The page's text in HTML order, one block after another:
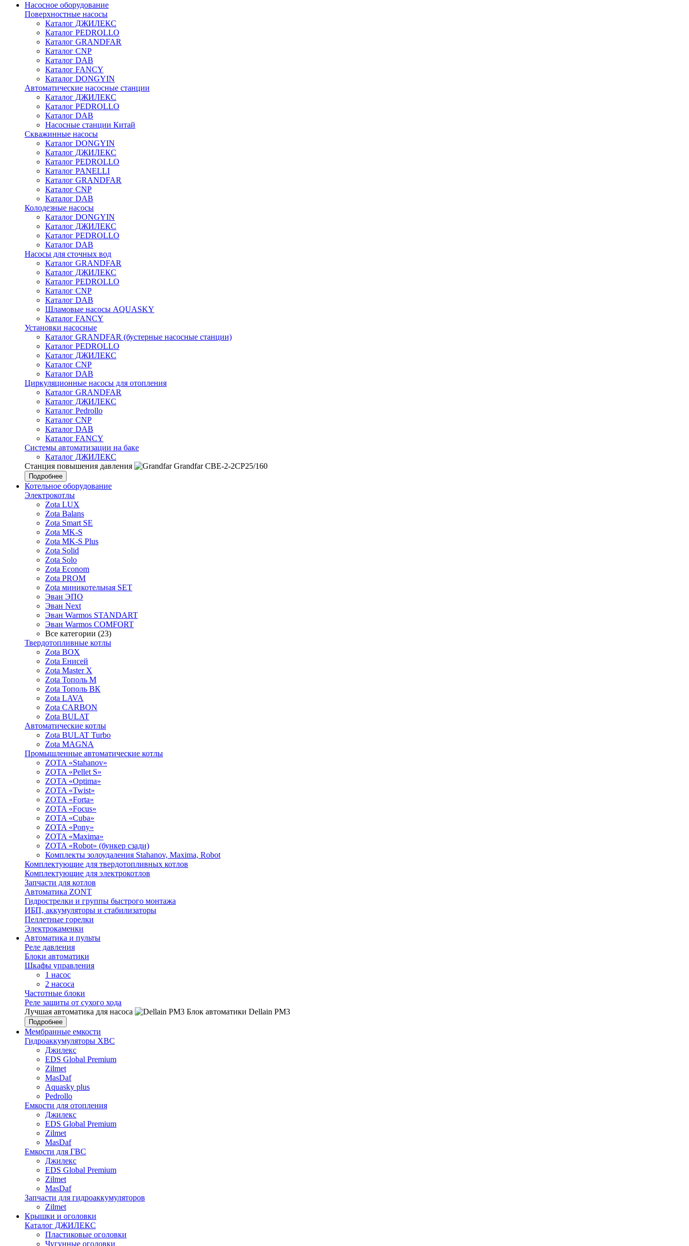
Насосное оборудование
Поверхностные насосы
Каталог ДЖИЛЕКС
Каталог PEDROLLO
Каталог GRANDFAR
Каталог CNP
Каталог DAB
Каталог FANCY
Каталог DONGYIN
Автоматические насосные станции
Каталог ДЖИЛЕКС
Каталог PEDROLLO
Каталог DAB
Насосные станции Китай
Скважинные насосы
Каталог DONGYIN
Каталог ДЖИЛЕКС
Каталог PEDROLLO
Каталог PANELLI
Каталог GRANDFAR
Каталог CNP
Каталог DAB
Колодезные насосы
Каталог DONGYIN
Каталог ДЖИЛЕКС
Каталог PEDROLLO
Каталог DAB
Насосы для сточных вод
Каталог GRANDFAR
Каталог ДЖИЛЕКС
Каталог PEDROLLO
Каталог CNP
Каталог DAB
Шламовые насосы AQUASKY
Каталог FANCY
Установки насосные
Каталог GRANDFAR (бустерные насосные станции)
Каталог PEDROLLO
Каталог ДЖИЛЕКС
Каталог CNP
Каталог DAB
Циркуляционные насосы для отопления
Каталог GRANDFAR
Каталог ДЖИЛЕКС
Каталог Pedrollo
Каталог CNP
Каталог DAB
Каталог FANCY
Системы автоматизации на баке
Каталог ДЖИЛЕКС
Станция повышения давления
Grandfar CBE-2-2CP25/160
Подробнее
Котельное оборудование
Электрокотлы
Zota LUX
Zota Balans
Zota Smart SE
Zota MK-S
Zota MK-S Plus
Zota Solid
Zota Solo
Zota Econom
Zota PROM
Zota миникотельная SET
Эван ЭПО
Эван Next
Эван Warmos STANDART
Эван Warmos COMFORT
Все категории (23)
Твердотопливные котлы
Zota BOX
Zota Енисей
Zota Master X
Zota Тополь М
Zota Тополь ВК
Zota LAVA
Zota CARBON
Zota BULAT
Автоматические котлы
Zota BULAT Turbo
Zota MAGNA
Промышленные автоматические котлы
ZOTA «Stahanov»
ZOTA «Pellet S»
ZOTA «Optima»
ZOTA «Twist»
ZOTA «Forta»
ZOTA «Focus»
ZOTA «Cuba»
ZOTA «Pony»
ZOTA «Maxima»
ZOTA «Robot» (бункер сзади)
Комплекты золоудаления Stahanov, Maxima, Robot
Комплектующие для твердотопливных котлов
Комплектующие для электрокотлов
Запчасти для котлов
Автоматика ZONT
Гидрострелки и группы быстрого монтажа
ИБП, аккумуляторы и стабилизаторы
Пеллетные горелки
Электрокаменки
Автоматика и пульты
Реле давления
Блоки автоматики
Шкафы управления
1 насос
2 насоса
Частотные блоки
Реле защиты от сухого хода
Лучшая автоматика для насоса
Блок автоматики Dellain PM3
Подробнее
Мембранные емкости
Гидроаккумуляторы ХВС
Джилекс
EDS Global Premium
Zilmet
MasDaf
Aquasky plus
Pedrollo
Емкости для отопления
Джилекс
EDS Global Premium
Zilmet
MasDaf
Емкости для ГВС
Джилекс
EDS Global Premium
Zilmet
MasDaf
Запчасти для гидроаккумуляторов
Zilmet
Крышки и оголовки
Каталог ДЖИЛЕКС
Пластиковые оголовки
Чугунные оголовки